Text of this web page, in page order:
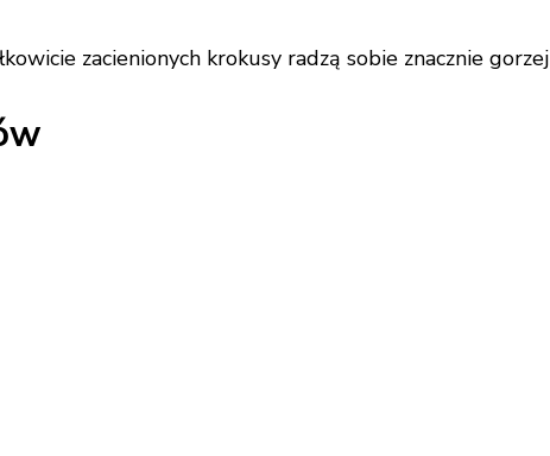
zacienionych krokusy radzą sobie znacznie